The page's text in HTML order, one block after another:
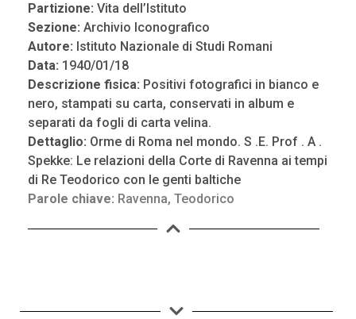
Partizione: Vita dell’Istituto
Sezione: Archivio Iconografico
Autore: Istituto Nazionale di Studi Romani
Data: 1940/01/18
Descrizione fisica: Positivi fotografici in bianco e
nero, stampati su carta, conservati in album e
separati da fogli di carta velina.
Dettaglio: Orme di Roma nel mondo. S .E. Prof . A .
Spekke: Le relazioni della Corte di Ravenna ai tempi
di Re Teodorico con le genti baltiche
Parole chiave: Ravenna, Teodorico